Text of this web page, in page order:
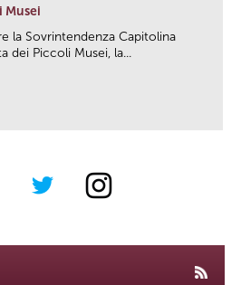
Musei
la Sovrintendenza Capitolina
dei Piccoli Musei, la...